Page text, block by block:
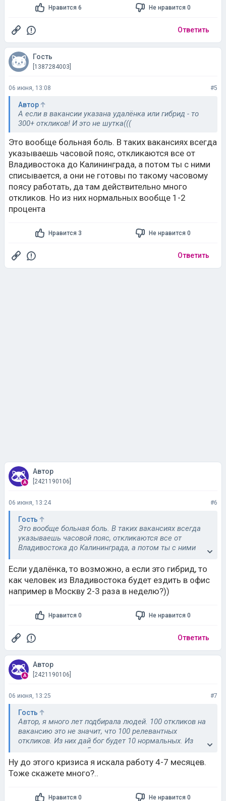
Нравится 6 Не нравится 0
Ответить
Гость
[1387284003]
06 июня, 13:08 #5
Автор
А если в вакансии указана удалёнка или гибрид - то
300+ откликов! И это не шутка(((
Это вообще больная боль. В таких вакансиях всегда
указываешь часовой пояс, откликаются все от
Владивостока до Калининграда, а потом ты с ними
списывается, а они не готовы по такому часовому
поясу работать, да там действительно много
откликов. Но из них нормальных вообще 1-2
процента
Нравится 3 Не нравится 0
Ответить
Автор
[2421190106]
06 июня, 13:24 #6
Гость
Это вообще больная боль. В таких вакансиях всегда
указываешь часовой пояс, откликаются все от
Владивостока до Калининграда, а потом ты с ними
поясу работать, да там действительно много
откликов. Но из них нормальных вообще 1-2 процента
Если удалёнка, то возможно, а если это гибрид, то
как человек из Владивостока будет ездить в офис
например в Москву 2-3 раза в неделю?))
Нравится 0 Не нравится 0
Ответить
Автор
[2421190106]
06 июня, 13:25 #7
Гость
Автор, я много лет подбирала людей. 100 откликов на
вакансию это не значит, что 100 релевантных
откликов. Из них дай бог будет 10 нормальных. Из
этих десяти только 5 посмотрели местоположение и
им удобно ездить в офис, из этих 5 только 3
адекватных, которые понимают, что главный
бухгалтер не готова беседовать с ними до и после
могут. Пока встречаемся с тремя, а Гб думает, двум
Ну до этого кризиса я искала работу 4-7 месяцев.
Тоже скажете много?..
Нравится 0 Не нравится 0